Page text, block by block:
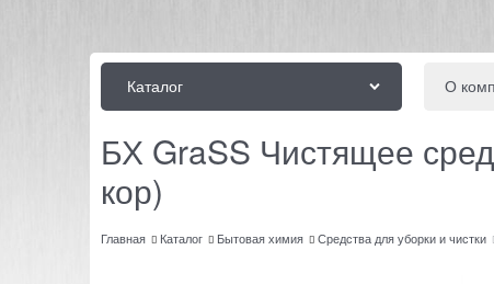
Каталог О
БХ GraSS Чистящее
кор)
Главная Каталог Бытовая химия Средства для уборки и чистки